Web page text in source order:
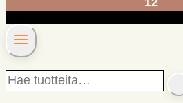
Hae
tuotteita…